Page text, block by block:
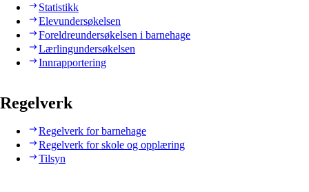
Statistikk
Elevundersøkelsen
Foreldreundersøkelsen i barnehage
Lærlingundersøkelsen
Innrapportering
Regelverk
Regelverk for barnehage
Regelverk for skole og opplæring
Tilsyn